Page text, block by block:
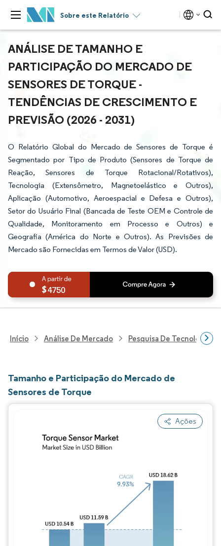
Sobre este Relatório
ANÁLISE DE TAMANHO E
PARTICIPAÇÃO DO MERCADO DE
SENSORES DE TORQUE -
TENDÊNCIAS DE CRESCIMENTO E
PREVISÃO (2026 - 2031)
O Relatório Global do Mercado de Sensores de Torque é
Segmentado por Tipo de Produto (Sensores de Torque de
Reação, Sensores de Torque Rotacional/Rotativos),
Tecnologia (Extensômetro, Magnetoelástico e Outros),
Aplicação (Automotivo, Aeroespacial e Defesa e Outros),
Setor do Usuário Final (Bancada de Teste OEM e Controle de
Qualidade, Monitoramento em Processo e Outros) e
Geografia (América do Norte e Outros). As Previsões de
Mercado são Fornecidas em Termos de Valor (USD).
4750
Início Análise De Mercado Pesquisa De Tecnologia,
Tamanho e Participação do Mercado de
Sensores de Torque
Ações
Imagem © Mordor Intelligence. O reuso